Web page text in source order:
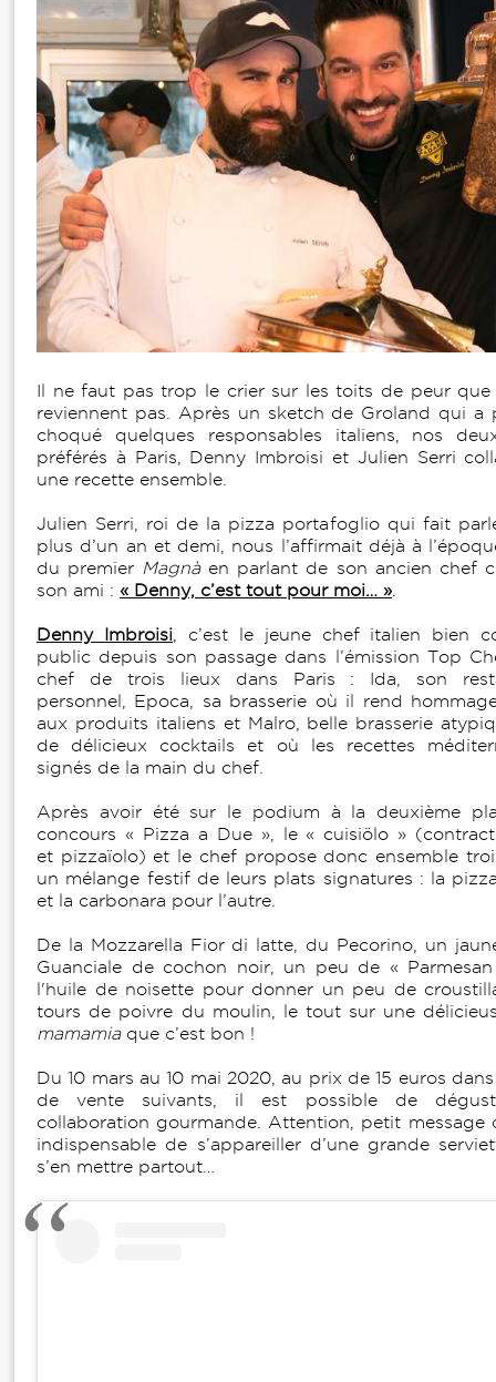
Il ne faut pas trop le crier sur les toits de peur que
reviennent pas. Après un sketch de Groland qui a
choqué quelques responsables italiens, nos
préférés à Paris, Denny Imbroisi et Julien Serri
une recette ensemble.
Julien Serri, roi de la pizza portafoglio qui fait
plus d’un an et demi, nous l’affirmait déjà à
du premier Magnàen parlant de son ancien chef
son ami : « Denny, c’est tout pour moi… »
Denny Imbroisi, c’est le jeune chef italien bien
public depuis son passage dans l’émission Top
chef de trois lieux dans Paris : Ida, son
personnel, Epoca, sa brasserie où il rend
aux produits italiens et Malro, belle brasserie
de délicieux cocktails et où les recettes
signés de la main du chef.
Après avoir été sur le podium à la deuxième
concours « Pizza a Due », le « cuisiölo »
et pizzaïolo) et le chef propose donc ensemble
un mélange festif de leurs plats signatures : la
et la carbonara pour l’autre.
De la Mozzarella Fior di latte, du Pecorino, un
Guanciale de cochon noir, un peu de «
l'huile de noisette pour donner un peu de
tours de poivre du moulin, le tout sur une
mamamiaque c’est bon !
Du 10 mars au 10 mai 2020, au prix de 15 euros
de vente suivants, il est possible de
collaboration gourmande. Attention, petit message
indispensable de s’appareiller d’une grande
s’en mettre partout…